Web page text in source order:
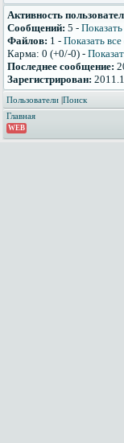
Активность
Сообщений: 5 -
Файлов: 1 - Показать
Карма: 0 (+0/-0) -
Последнее сообщение:
Зарегистрирован:
Пользователи |Поиск
Главная
WEB